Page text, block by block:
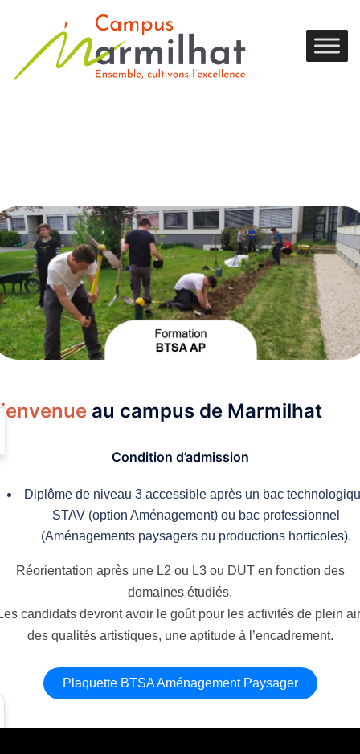
au campus de Marmilhat
Condition d’admission
Diplôme de niveau 3 accessible après un bac
STAV (option Aménagement) ou bac professionnel
(Aménagements paysagers ou productions horticoles).
Réorientation après une L2 ou L3 ou DUT en fonction des
domaines étudiés.
candidats devront avoir le goût pour les activités de plein
des qualités artistiques, une aptitude à l’encadrement.
Plaquette BTSA Aménagement Paysager